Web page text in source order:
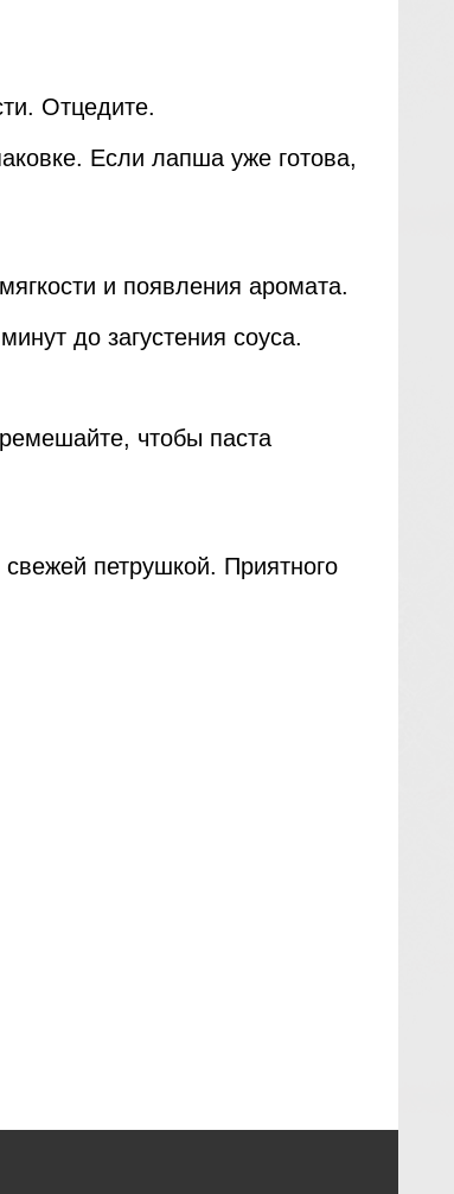
Отцедите.
Если лапша уже готова,
и появления аромата.
до загустения соуса.
чтобы паста
петрушкой. Приятного